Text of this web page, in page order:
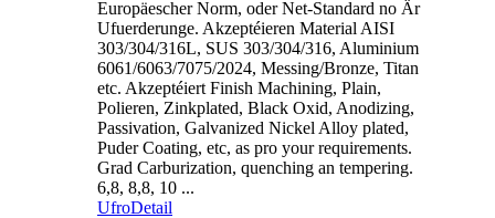
Europäescher Norm, oder Net-Standard no Är
Ufuerderunge. Akzeptéieren Material AISI
303/304/316L, SUS 303/304/316, Aluminium
6061/6063/7075/2024, Messing/Bronze, Titan
etc. Akzeptéiert Finish Machining, Plain,
Polieren, Zinkplated, Black Oxid, Anodizing,
Passivation, Galvanized Nickel Alloy plated,
Puder Coating, etc, as pro your requirements.
Grad Carburization, quenching an tempering.
6,8, 8,8, 10 ...
UfroDetail